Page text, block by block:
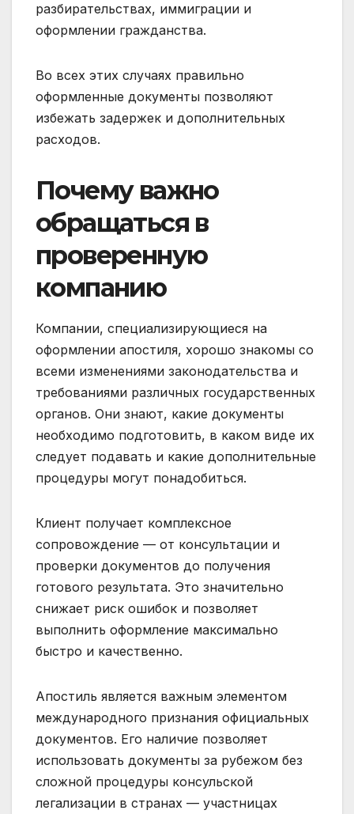
разбирательствах, иммиграции и
оформлении гражданства.
Во всех этих случаях правильно
оформленные документы позволяют
избежать задержек и дополнительных
расходов.
Почему важно
обращаться в
проверенную
компанию
Компании, специализирующиеся на
оформлении апостиля, хорошо знакомы со
всеми изменениями законодательства и
требованиями различных государственных
органов. Они знают, какие документы
необходимо подготовить, в каком виде их
следует подавать и какие дополнительные
процедуры могут понадобиться.
Клиент получает комплексное
сопровождение — от консультации и
проверки документов до получения
готового результата. Это значительно
снижает риск ошибок и позволяет
выполнить оформление максимально
быстро и качественно.
Апостиль является важным элементом
международного признания официальных
документов. Его наличие позволяет
использовать документы за рубежом без
сложной процедуры консульской
легализации в странах — участницах